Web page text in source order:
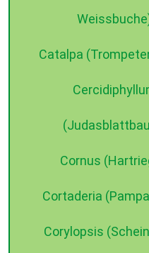
Catalpa
Cornus
Cortaderia
Corylopsis